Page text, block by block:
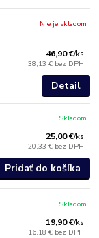
46,90 €/ks
38,13 € bez DPH
Nie je skladom
Detail
25,00 €/ks
20,33 € bez DPH
Skladom
Pridať do košíka
19,90 €/ks
16,18 € bez DPH
Skladom